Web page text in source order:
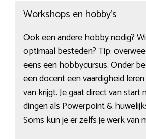
Workshops en hobby’s
Ook een andere hobby nodig?
optimaal besteden? Tip:
eens een hobbycursus. Onder
een docent een vaardigheid
van krijgt. Je gaat direct van
dingen als Powerpoint &
Soms kun je er zelfs je werk van